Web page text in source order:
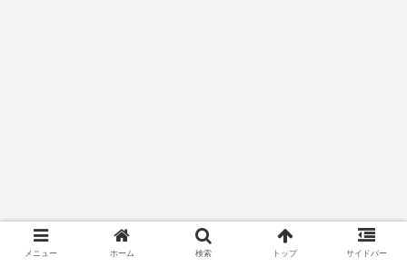
メニュー ホーム 検索 トップ サイドバー